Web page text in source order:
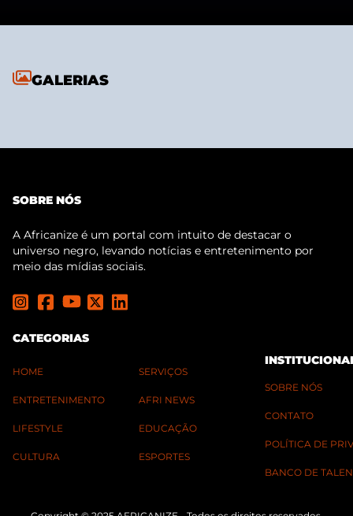
GALERIAS
SOBRE NÓS
A Africanize é um portal com intuito de destacar o
universo negro, levando notícias e entretenimento por
meio das mídias sociais.
CATEGORIAS
HOME
ENTRETENIMENTO
LIFESTYLE
CULTURA
SERVIÇOS
AFRI NEWS
EDUCAÇÃO
ESPORTES
SOBRE NÓS
CONTATO
POLÍTICA DE
BANCO DE